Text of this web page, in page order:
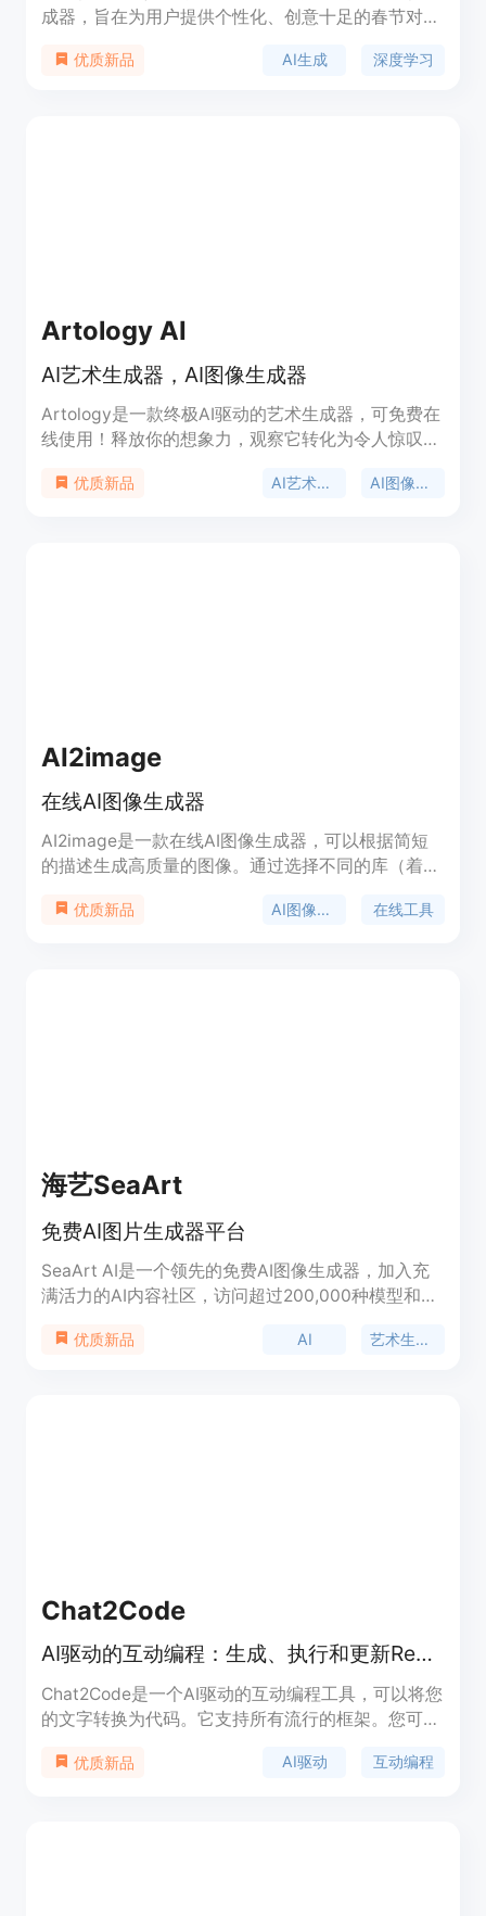
成器，旨在为用户提供个性化、创意十足的春节对
需求生成独特的春联对。支持多种对联样式选择，包
优质新品 AI生成 深度学习
Artology AI
AI艺术生成器，AI图像生成器
Artology是一款终极AI驱动的艺术生成器，可免费在
线使用！释放你的想象力，观察它转化为令人惊叹的
优质新品 AI艺术生成器 AI图像生成器
AI2image
在线AI图像生成器
AI2image是一款在线AI图像生成器，可以根据简短
的描述生成高质量的图像。通过选择不同的库（着
图像的大小和风格。它适用于创建网站、博客、社交
优质新品 AI图像生成器 在线工具
海艺SeaArt
免费AI图片生成器平台
SeaArt AI是一个领先的免费AI图像生成器，加入充
满活力的AI内容社区，访问超过200,000种模型和风
优质新品 AI 艺术生成器
Chat2Code
AI驱动的互动编程：生成、执行和更新React组件。
Chat2Code是一个AI驱动的互动编程工具，可以将您
的文字转换为代码。它支持所有流行的框架。您可以
件。Chat2Code还提供了Chat2Math功能，可以将
优质新品 AI驱动 互动编程